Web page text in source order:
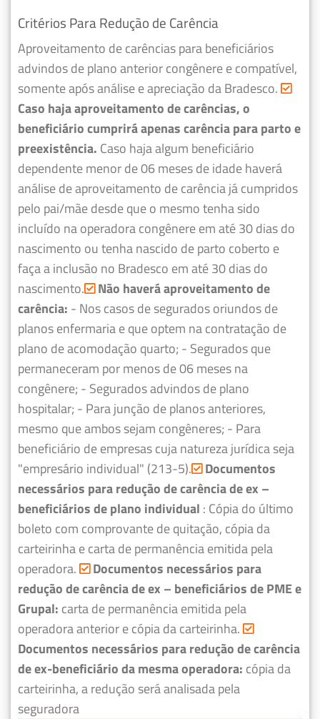
Critérios Para Redução de Carência
Aproveitamento de carências para beneficiários
advindos de plano anterior congênere e compatível,
somente após análise e apreciação da Bradesco.
Caso haja aproveitamento de carências, o
beneficiário cumprirá apenas carência para parto e
preexistência. Caso haja algum beneficiário
dependente menor de 06 meses de idade haverá
análise de aproveitamento de carência já cumpridos
pelo pai/mãe desde que o mesmo tenha sido
incluído na operadora congênere em até 30 dias do
nascimento ou tenha nascido de parto coberto e
faça a inclusão no Bradesco em até 30 dias do
nascimento. Não haverá aproveitamento de
carência: - Nos casos de segurados oriundos de
planos enfermaria e que optem na contratação de
plano de acomodação quarto; - Segurados que
permaneceram por menos de 06 meses na
congênere; - Segurados advindos de plano
hospitalar; - Para junção de planos anteriores,
mesmo que ambos sejam congêneres; - Para
beneficiário de empresas cuja natureza jurídica seja
"empresário individual" (213-5). Documentos
necessários para redução de carência de ex –
beneficiários de plano individual : Cópia do último
boleto com comprovante de quitação, cópia da
carteirinha e carta de permanência emitida pela
operadora.
Documentos necessários para
redução de carência de ex – beneficiários de PME e
Grupal: carta de permanência emitida pela
operadora anterior e cópia da carteirinha.
Documentos necessários para redução de carência
de ex-beneficiário da mesma operadora: cópia da
carteirinha, a redução será analisada pela
seguradora